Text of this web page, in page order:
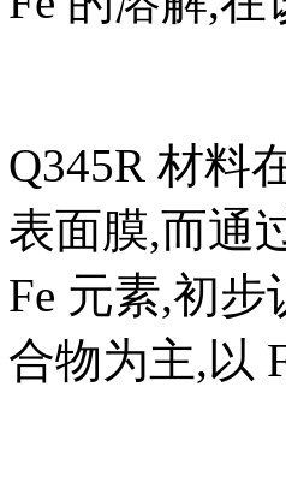
Q345R 材料
表面膜,而通
Fe 元素,初
合物为主,以